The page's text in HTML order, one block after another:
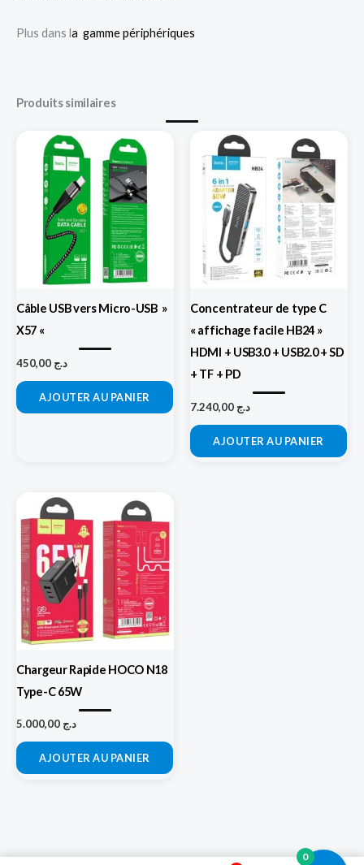
Plus dans la gamme périphériques
Produits similaires
Câble USB vers Micro-USB »
X57 «
د.ج
AJOUTER AU PANIER
Concentrateur de type C
« affichage facile HB24 »
HDMI + USB3.0 + USB2.0 + SD
+ TF + PD
د.ج
AJOUTER AU PANIER
Chargeur Rapide HOCO N18
Type-C 65W
د.ج
AJOUTER AU PANIER
0